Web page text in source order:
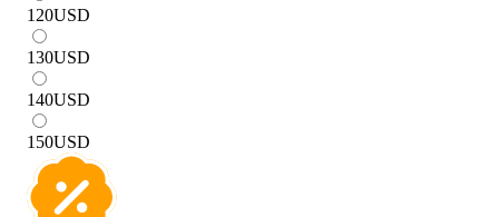
120USD
130USD
140USD
150USD